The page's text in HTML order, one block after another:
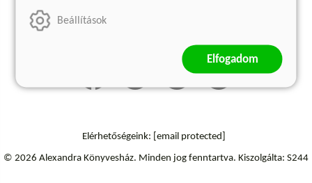
Szállítási információk
Elérhetőségeink: [email protected]
© 2026 Alexandra Könyvesház. Minden jog fenntartva. Kiszolgálta: S244
Beállítások
Elfogadom